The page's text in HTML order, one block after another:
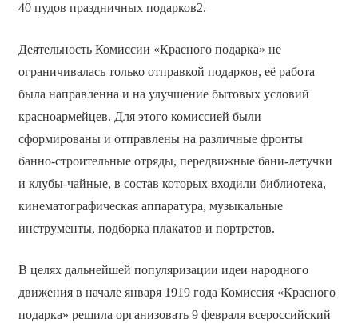
40 пудов праздничных подарков2.
Деятельность Комиссии «Красного подарка» не
ограничивалась только отправкой подарков, её работа
была направленна и на улучшение бытовых условий
красноармейцев. Для этого комиссией были
сформированы и отправлены на различные фронты
банно-строительные отряды, передвижные бани-летучки
и клубы-чайные, в состав которых входили библиотека,
кинематографическая аппаратура, музыкальные
инструменты, подборка плакатов и портретов.
В целях дальнейшей популяризации идеи народного
движения в начале января 1919 года Комиссия «Красного
подарка» решила организовать 9 февраля всероссийский